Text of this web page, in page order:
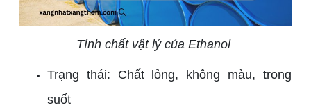
Tính chất vật lý của Ethanol
Trạng thái: Chất lỏng, không màu, trong
suốt